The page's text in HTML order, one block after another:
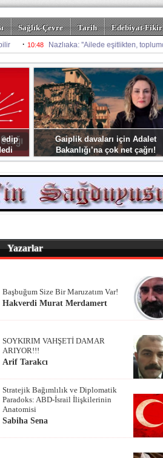
Sağlık-Çevre Tarih
Edebiyat-Fikir
edip
Gaiplik davaları için Adalet
Bakanlığı’na çok net çağrı!
Yazarlar
Başbuğum Size Bir Maruzatım Var!
Hakverdi Murat Merdamert
SOYKIRIM VAHŞETİ DAMAR
ARIYOR!!!
Arif Tarakcı
Stratejik Bağımlılık ve Diplomatik
Paradoks: ABD-İsrail İlişkilerinin
Anatomisi
Sabiha Sena